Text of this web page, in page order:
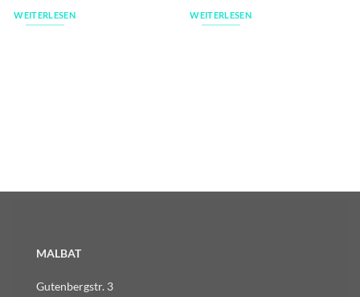
WEITERLESEN WEITERLESEN
MALBAT
Gutenbergstr. 3